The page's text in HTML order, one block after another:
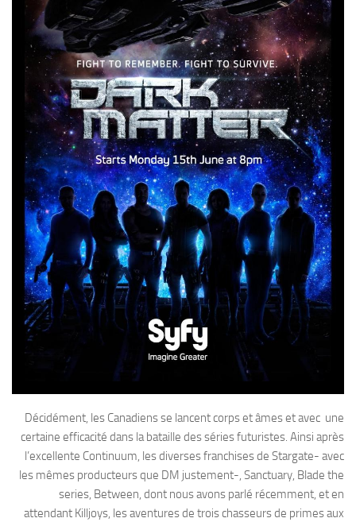
Décidément, les Canadiens se lancent corps et âmes et avec une
certaine efficacité dans la bataille des séries futuristes. Ainsi après
l’excellente Continuum, les diverses franchises de Stargate- avec
les mêmes producteurs que DM justement-, Sanctuary, Blade the
series, Between, dont nous avons parlé récemment, et en
attendant Killjoys, les aventures de trois chasseurs de primes aux